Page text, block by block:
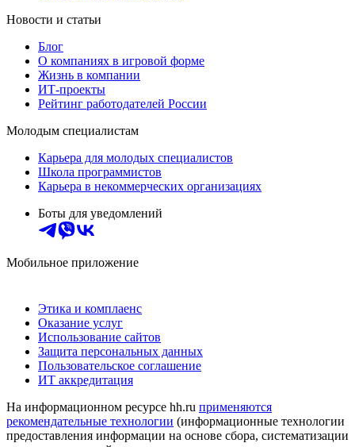
Новости и статьи
Блог
О компаниях в игровой форме
Жизнь в компании
ИТ-проекты
Рейтинг работодателей России
Молодым специалистам
Карьера для молодых специалистов
Школа программистов
Карьера в некоммерческих организациях
Боты для уведомлений
Мобильное приложение
Этика и комплаенс
Оказание услуг
Использование сайтов
Защита персональных данных
Пользовательское соглашение
ИТ аккредитация
На информационном ресурсе hh.ru применяются
рекомендательные технологии (информационные технологии
предоставления информации на основе сбора, систематизации